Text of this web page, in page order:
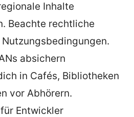
Inhalte
Beachte rechtliche
absichern
in Cafés, Bibliotheken
vor Abhörern.
Entwickler